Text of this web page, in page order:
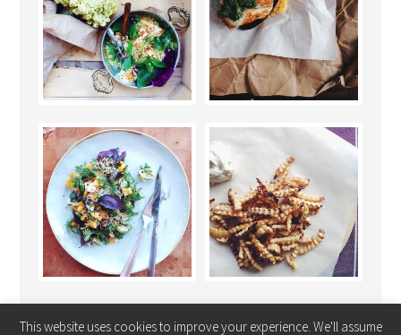
This website uses cookies to improve your experience. We'll assume